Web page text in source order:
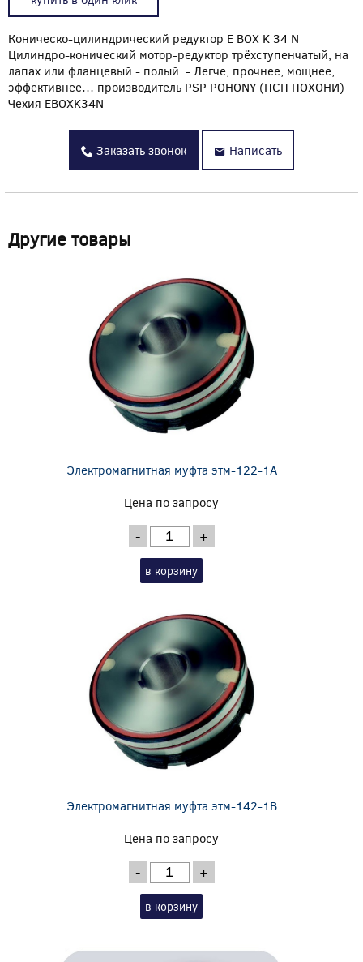
Коническо-цилиндрический редуктор E BOX K 34 N
Цилиндрo-конический мотор-редуктор трёхступенчатый, на
лапах или фланцевый - полый. - Легче, прочнее, мощнее,
эффективнее… производитель PSP POHONY (ПСП ПОХОНИ)
Чехия EBOXK34N
Заказать звонок Написать
Другие товары
Электромагнитная муфта этм-122-1А
Цена по запросу
- +
в корзину
Электромагнитная муфта этм-142-1В
Цена по запросу
- +
в корзину